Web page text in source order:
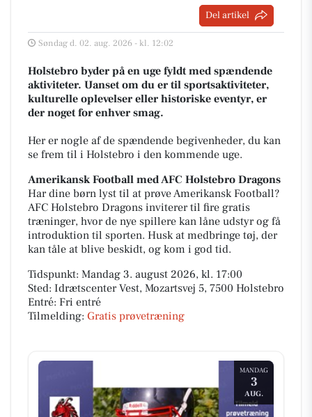
Del artikel
Søndag d. 02. aug. 2026 - kl. 12:02
Holstebro byder på en uge fyldt med spændende
aktiviteter. Uanset om du er til sportsaktiviteter,
kulturelle oplevelser eller historiske eventyr, er
der noget for enhver smag.
Her er nogle af de spændende begivenheder, du kan
se frem til i Holstebro i den kommende uge.
Amerikansk Football med AFC Holstebro Dragons
Har dine børn lyst til at prøve Amerikansk Football?
AFC Holstebro Dragons inviterer til fire gratis
træninger, hvor de nye spillere kan låne udstyr og få
introduktion til sporten. Husk at medbringe tøj, der
kan tåle at blive beskidt, og kom i god tid.
Tidspunkt: Mandag 3. august 2026, kl. 17:00
Sted: Idrætscenter Vest, Mozartsvej 5, 7500 Holstebro
Entré: Fri entré
Tilmelding: Gratis prøvetræning
MANDAG
3
AUG.